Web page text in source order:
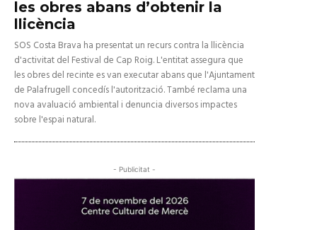
les obres abans d’obtenir la
llicència
SOS Costa Brava ha presentat un recurs contra la llicència
d'activitat del Festival de Cap Roig. L'entitat assegura que
les obres del recinte es van executar abans que l'Ajuntament
de Palafrugell concedís l'autorització. També reclama una
nova avaluació ambiental i denuncia diversos impactes
sobre l'espai natural.
- Publicitat -